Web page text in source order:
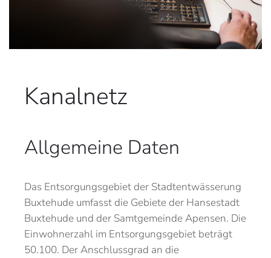
Kanalnetz
Allgemeine Daten
Das Entsorgungsgebiet der Stadtentwässerung
Buxtehude umfasst die Gebiete der Hansestadt
Buxtehude und der Samtgemeinde Apensen. Die
Einwohnerzahl im Entsorgungsgebiet beträgt
50.100. Der Anschlussgrad an die